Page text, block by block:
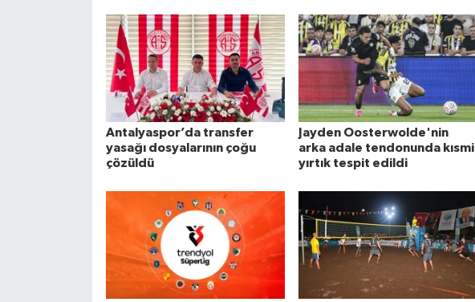
Antalyaspor’da transfer
yasağı dosyalarının çoğu
çözüldü
Jayden Oosterwolde'nin
arka adale tendonunda kısmi
yırtık tespit edildi